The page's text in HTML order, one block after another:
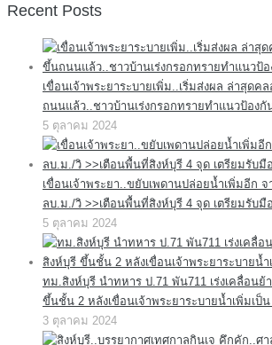
Recent Posts
เขื่อนเจ้าพระยาระบายเพิ่ม..เริ่มส่งผล ล่าสุด
ถนนแล้ว..ชาวบ้านเร่งกรอกทรายทำแนวป้องกั
5 ตุลาคม 2024
เขื่อนเจ้าพระยา..ขยับเพดานปล่อยน้ำเพิ่มอีก จ
ลบ.ม./วิ >>เตือนพื้นที่สิงห์บุรี 4 จุด เตรียมรับมือ
5 ตุลาคม 2024
ทม.สิงห์บุรี นำทหาร ป.71 พัน711 เร่งเคลื่อนย้
ขึ้นชั้น 2 หลังเขื่อนเจ้าพระยาระบายน้ำเพิ่มเป็
3 ตุลาคม 2024